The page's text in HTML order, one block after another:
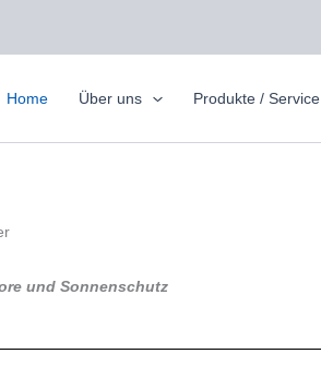
Home Über uns Produkte / Service
und Sonnenschutz